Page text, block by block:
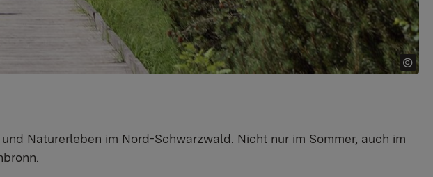
Naturerleben im Nord-Schwarzwald. Nicht nur im Sommer, auch im